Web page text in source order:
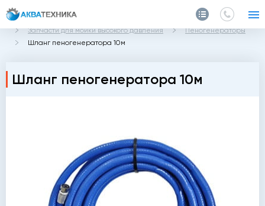
Главная Каталог
Запчасти для мойки высокого давления
Пеногенераторы
Шланг пеногенератора 10м
Шланг пеногенератора 10м